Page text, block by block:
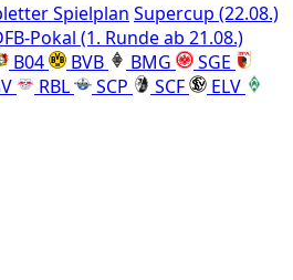
Spielplan Supercup (22.08.)
Pokal (1. Runde ab 21.08.)
B04 BVB BMG
SGE
RBL SCP SCF
ELV